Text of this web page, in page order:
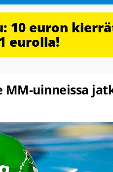
10 euron
eurolla!
MM-uinneissa